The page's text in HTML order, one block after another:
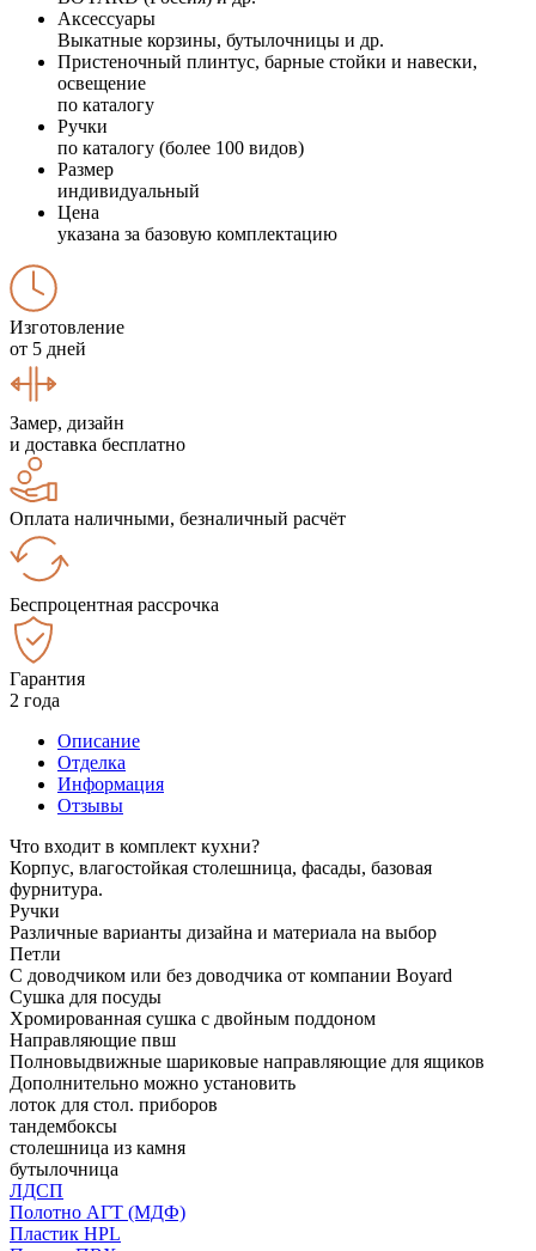
Аксессуары
Выкатные корзины, бутылочницы и др.
Пристеночный плинтус, барные стойки и навески,
освещение
по каталогу
Ручки
по каталогу (более 100 видов)
Размер
индивидуальный
Цена
указана за базовую комплектацию
Изготовление
от 5 дней
Замер, дизайн
и доставка бесплатно
Оплата наличными, безналичный расчёт
Беспроцентная рассрочка
Гарантия
2 года
Описание
Отделка
Информация
Отзывы
Что входит в комплект кухни?
Корпус, влагостойкая столешница, фасады, базовая
фурнитура.
Ручки
Различные варианты дизайна и материала на выбор
Петли
С доводчиком или без доводчика от компании Boyard
Сушка для посуды
Хромированная сушка с двойным поддоном
Направляющие пвш
Полновыдвижные шариковые направляющие для ящиков
Дополнительно можно установить
лоток для стол. приборов
тандембоксы
столешница из камня
бутылочница
ЛДСП
Полотно АГТ (МДФ)
Пластик HPL